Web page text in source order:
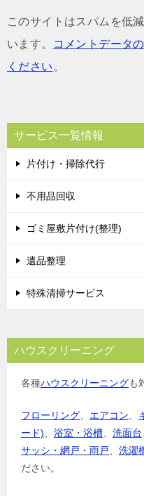
このサイトはスパムを低
います。
コメントデータ
ください 。
サービス一覧情報
片付け・掃除代行
不用品回収
ゴミ屋敷片付け(整理)
遺品整理
特殊清掃サービス
ハウスクリーニング
各種ハウスクリーニングも
フローリング エアコン
ード)
浴室・浴槽 洗面台
サッシ・網戸・雨戸
洗濯
ださい。